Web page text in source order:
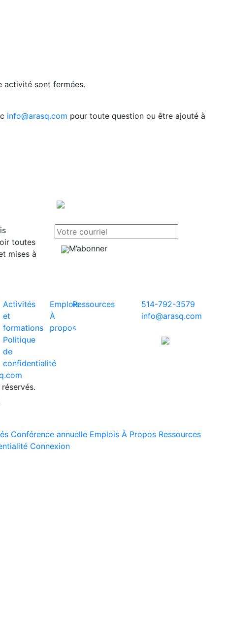
activité sont fermées.
info@arasq.com pour toute question ou être ajouté à
toutes
mises à
M’abonner
Activités
et
formations
Politique
de
confidentialité
Emplois
À
propos
Ressources
2026. Tous
514-792-3579
info@arasq.com
avec
Conférence annuelle Emplois À Propos Ressources
Connexion